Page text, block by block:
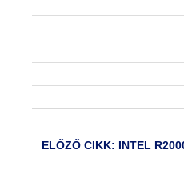
ELŐZŐ CIKK: INTEL